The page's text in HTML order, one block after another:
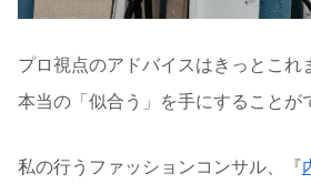
プロ視点のアドバイスはきっとこれ
本当の「似合う」を手にすることが
私の行うファッションコンサル、『